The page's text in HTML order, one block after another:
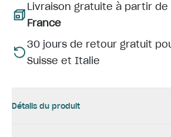
Livraison gratuite à partir de
France
30 jours de retour gratuit
Suisse et Italie
Détails du produit